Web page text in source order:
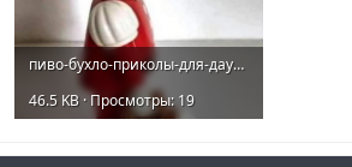
пиво-бухло-приколы-для-даунов-7687487.jpeg
46.5 KB · Просмотры: 19